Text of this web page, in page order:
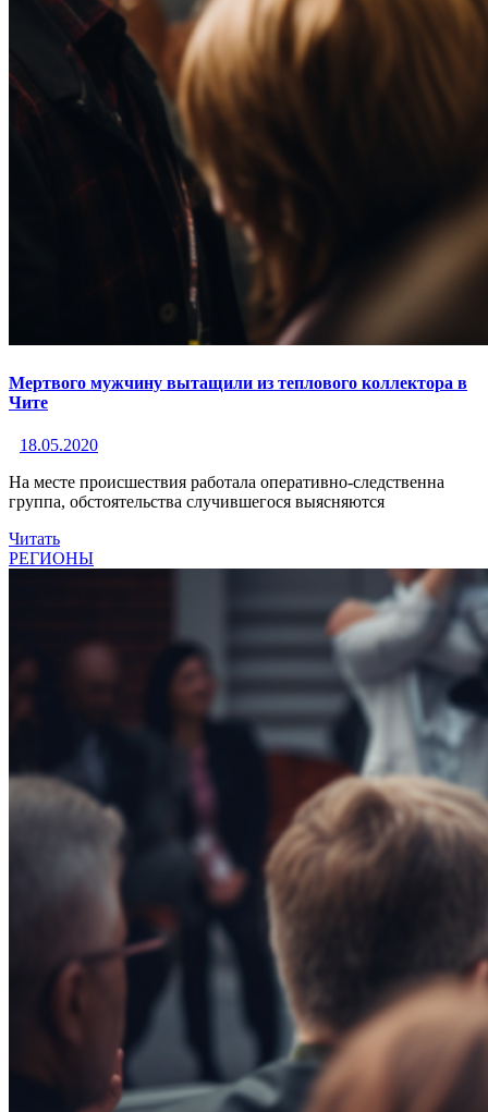
Мертвого мужчину вытащили из теплового коллектора в
Чите
18.05.2020
На месте происшествия работала оперативно-следственна
группа, обстоятельства случившегося выясняются
Читать
РЕГИОНЫ